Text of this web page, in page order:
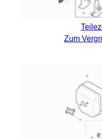
Zum